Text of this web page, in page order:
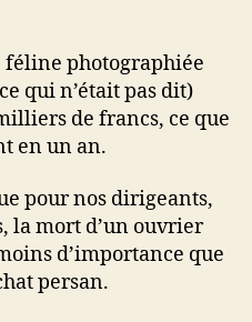
féline photographiée
qui n’était pas dit)
de francs, ce que
en un an.
pour nos dirigeants,
la mort d’un ouvrier
d’importance que
persan.